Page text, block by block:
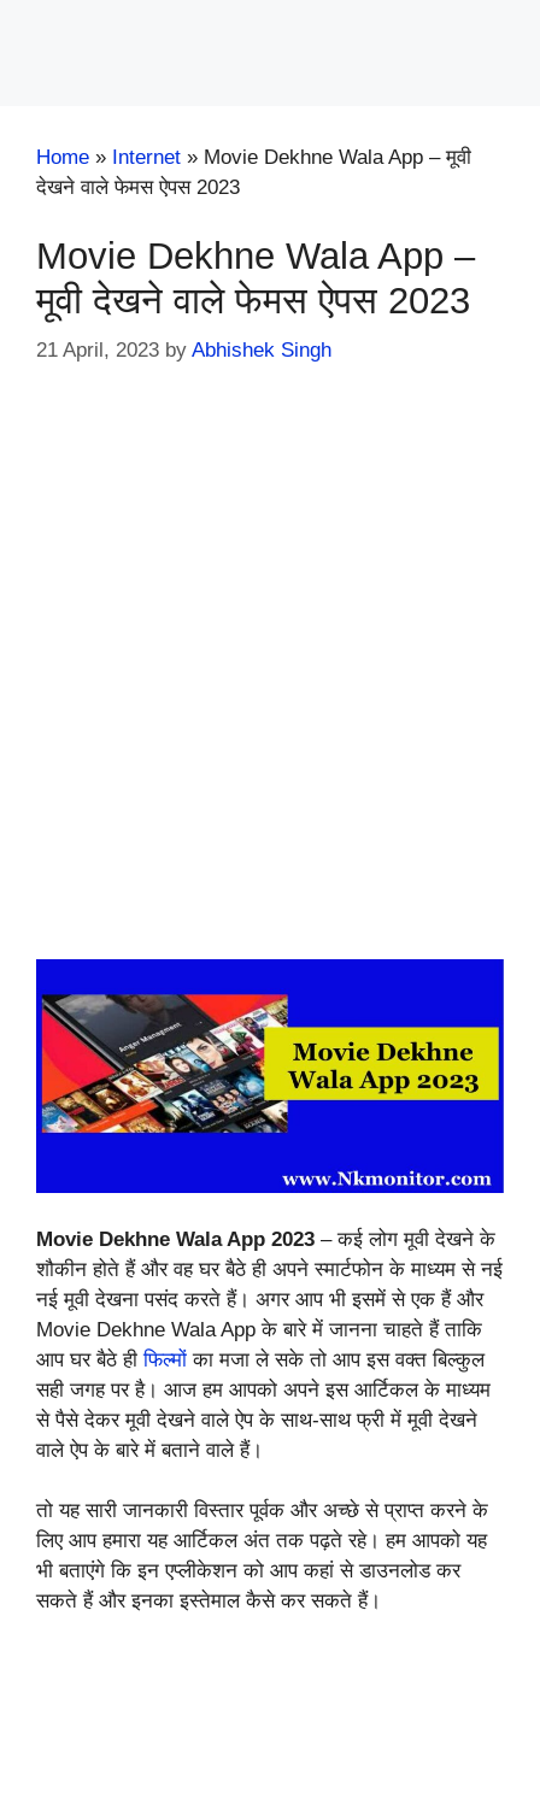
Home » Internet » Movie Dekhne Wala App – मूवी
देखने वाले फेमस ऐपस 2023
Movie Dekhne Wala App –
मूवी देखने वाले फेमस ऐपस 2023
21 April, 2023 by Abhishek Singh
Movie Dekhne Wala App 2023 – कई लोग मूवी देखने के
शौकीन होते हैं और वह घर बैठे ही अपने स्मार्टफोन के माध्यम से नई
नई मूवी देखना पसंद करते हैं। अगर आप भी इसमें से एक हैं और
Movie Dekhne Wala App के बारे में जानना चाहते हैं ताकि
आप घर बैठे हीफिल्मों का मजा ले सके तो आप इस वक्त बिल्कुल
सही जगह पर है। आज हम आपको अपने इस आर्टिकल के माध्यम
से पैसे देकर मूवी देखने वाले ऐप के साथ-साथ फ्री में मूवी देखने
वाले ऐप के बारे में बताने वाले हैं।
तो यह सारी जानकारी विस्तार पूर्वक और अच्छे से प्राप्त करने के
लिए आप हमारा यह आर्टिकल अंत तक पढ़ते रहे। हम आपको यह
भी बताएंगे कि इन एप्लीकेशन को आप कहां से डाउनलोड कर
सकते हैं और इनका इस्तेमाल कैसे कर सकते हैं।